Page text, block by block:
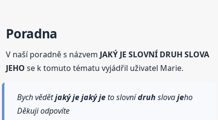
Poradna
V naší poradně s názvem JAKÝ JE SLOVNÍ DRUH SLOVA
JEHO se k tomuto tématu vyjádřil uživatel Marie.
Bych vědětjakýje jakýjeto slovnídruh slovajeho
Děkuji odpovíte